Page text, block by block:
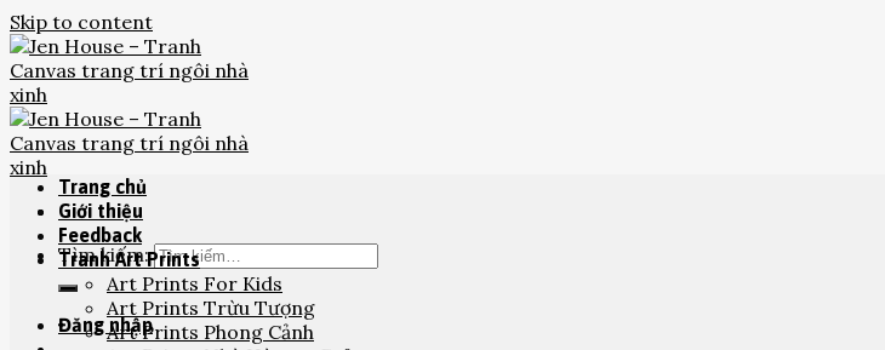
Skip to content
Tìm kiếm:
Đăng nhập
Trang chủ
Giới thiệu
Feedback
Tranh Art Prints
Art Prints For Kids
Art Prints Trừu Tượng
Art Prints Phong Cảnh